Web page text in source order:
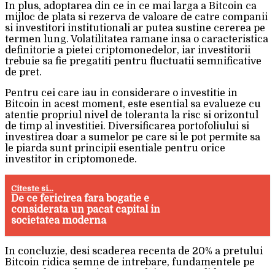
In plus, adoptarea din ce in ce mai larga a Bitcoin ca
mijloc de plata si rezerva de valoare de catre companii
si investitori institutionali ar putea sustine cererea pe
termen lung. Volatilitatea ramane insa o caracteristica
definitorie a pietei criptomonedelor, iar investitorii
trebuie sa fie pregatiti pentru fluctuatii semnificative
de pret.
Pentru cei care iau in considerare o investitie in
Bitcoin in acest moment, este esential sa evalueze cu
atentie propriul nivel de toleranta la risc si orizontul
de timp al investitiei. Diversificarea portofoliului si
investirea doar a sumelor pe care si le pot permite sa
le piarda sunt principii esentiale pentru orice
investitor in criptomonede.
Citeste si...
De ce fericirea fara bogatie e
considerata un pacat capital in
societatea moderna
In concluzie, desi scaderea recenta de 20% a pretului
Bitcoin ridica semne de intrebare, fundamentele pe